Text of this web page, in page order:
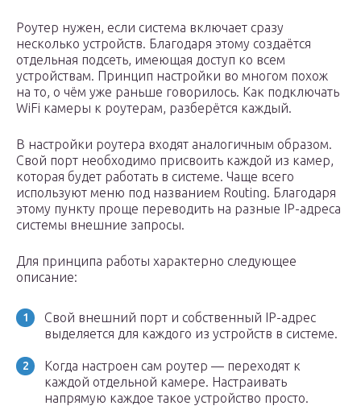
Роутер нужен, если система включает сразу
несколько устройств. Благодаря этому создаётся
отдельная подсеть, имеющая доступ ко всем
устройствам. Принцип настройки во многом похож
на то, о чём уже раньше говорилось. Как подключать
WiFi камеры к роутерам, разберётся каждый.
В настройки роутера входят аналогичным образом.
Свой порт необходимо присвоить каждой из камер,
которая будет работать в системе. Чаще всего
используют меню под названием Routing. Благодаря
этому пункту проще переводить на разные IP-адреса
системы внешние запросы.
Для принципа работы характерно следующее
описание:
Свой внешний порт и собственный IP-адрес
выделяется для каждого из устройств в системе.
Когда настроен сам роутер — переходят к
каждой отдельной камере. Настраивать
напрямую каждое такое устройство просто.